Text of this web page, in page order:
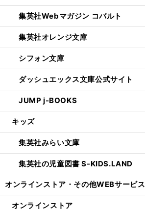
集英社Webマガジン コバルト
集英社オレンジ文庫
シフォン文庫
ダッシュエックス文庫公式サイト
JUMP j-BOOKS
キッズ
集英社みらい文庫
集英社の児童図書 S-KIDS.LAND
オンラインストア・ その他WEBサービス
オンラインストア